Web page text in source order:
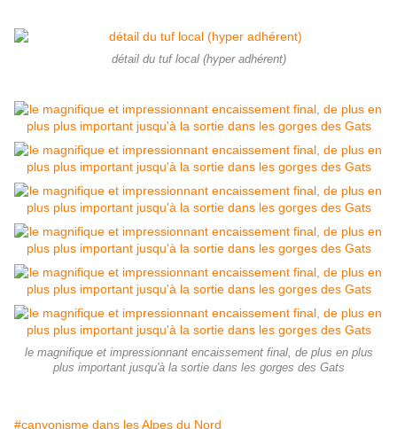
détail du tuf local (hyper adhérent)
le magnifique et impressionnant encaissement final, de plus en plus
plus important jusqu'à la sortie dans les gorges des Gats
#canyonisme dans les Alpes du Nord